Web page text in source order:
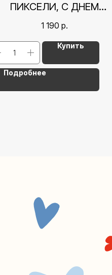
ПИКСЕЛИ, С ДНЕМ
РОЖДЕНИЯ!, 28,5*18,5*12
СМ СМ
1 190 р.
Купить
Подробнее